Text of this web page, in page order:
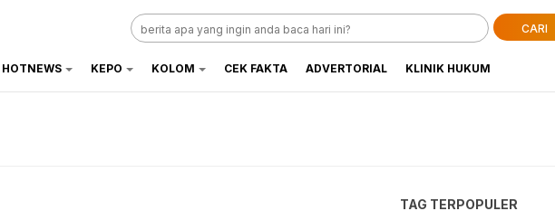
CARI
HOTNEWS KEPO KOLOM CEK FAKTA ADVERTORIAL KLINIK HUKUM
TAG TERPOPULER